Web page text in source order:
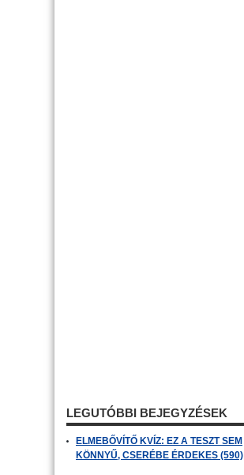
LEGUTÓBBI BEJEGYZÉSEK
ELMEBŐVÍTŐ KVÍZ: EZ A TESZT SEM
KÖNNYŰ, CSERÉBE ÉRDEKES (590)